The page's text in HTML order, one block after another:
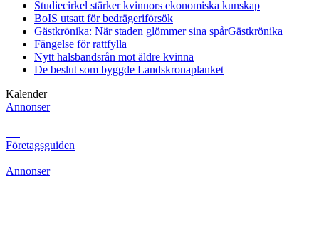
Studiecirkel stärker kvinnors ekonomiska kunskap
BoIS utsatt för bedrägeriförsök
Gästkrönika: När staden glömmer sina spårGästkrönika
Fängelse för rattfylla
Nytt halsbandsrån mot äldre kvinna
De beslut som byggde Landskronaplanket
Kalender
Annonser
Företagsguiden
Annonser